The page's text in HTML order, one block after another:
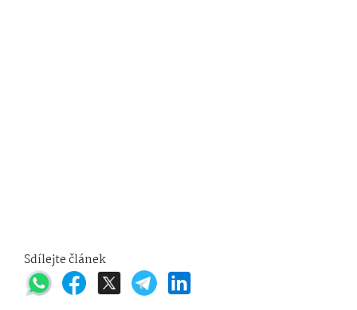
Sdílejte článek